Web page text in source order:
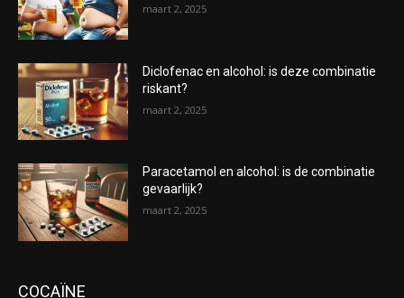
maart 2, 2025
Diclofenac en alcohol: is deze combinatie
riskant?
maart 2, 2025
Paracetamol en alcohol: is de combinatie
gevaarlijk?
maart 2, 2025
COCAÏNE